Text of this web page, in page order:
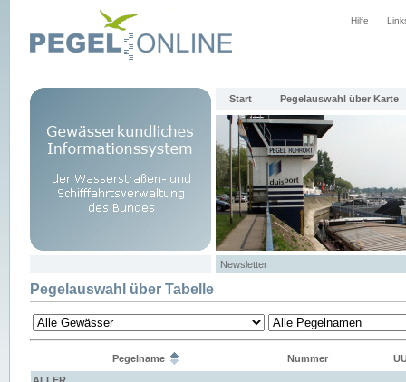
Hilfe
Start Pegelauswahl über Karte
Newsletter
Pegelauswahl über Tabelle
Pegelname Nummer